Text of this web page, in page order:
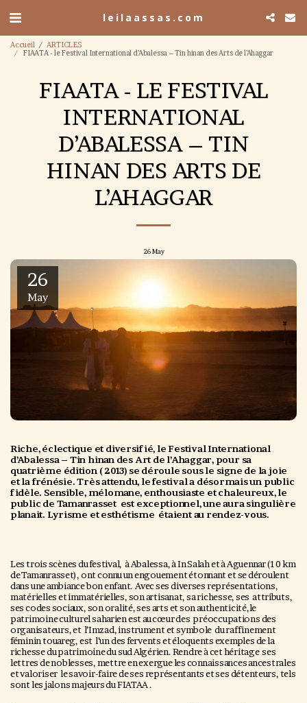
leilaassas.com
Accueil
ARTICLES
FIAATA - le Festival International d’Abalessa – Tin hinan des Arts de l’Ahaggar
FIAATA - LE FESTIVAL
INTERNATIONAL
D’ABALESSA – TIN
HINAN DES ARTS DE
L’AHAGGAR
26May
26
May
Riche, éclectique et diversifié, le Festival International
d’Abalessa – Tin hinan des Art de l’Ahaggar, pour sa
quatrième édition ( 2013) se déroule sous le signe de la joie
et la frénésie. Très attendu, le festival a désormais un public
fidèle. Sensible, mélomane, enthousiaste et chaleureux, le
public de Tamanrasset est exceptionnel, une aura singulière
planait. Lyrisme et esthétisme étaient au rendez-vous.
Les trois scènes du festival, à Abalessa, à In Salah et à Aguennar (10 km
de Tamanrasset), ont connu un engouement étonnant et se déroulent
dans une ambiance bon enfant. Avec ses diverses représentations,
matérielles et immatérielles, son artisanat, sa richesse, ses attributs,
ses codes sociaux, son oralité, ses arts et son authenticité,le
patrimoine culturel saharien est au cœur des préoccupations des
organisateurs, et l’Imzad, instrument et symbole du raffinement
féminin touareg, est l’un des fervents et éloquents exemples de la
richesse du patrimoine du sud Algérien. Rendre à cet héritage ses
lettres de noblesses, mettre en exergue les connaissances ancestrales
et valoriser le savoir-faire de ses représentants et ses détenteurs, tels
sont les jalons majeurs du FIATAA .